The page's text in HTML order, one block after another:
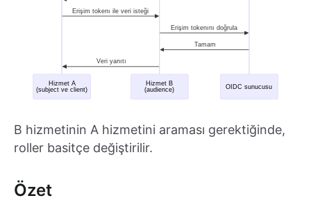
B hizmetinin A hizmetini araması gerektiğinde,
roller basitçe değiştirilir.
Özet